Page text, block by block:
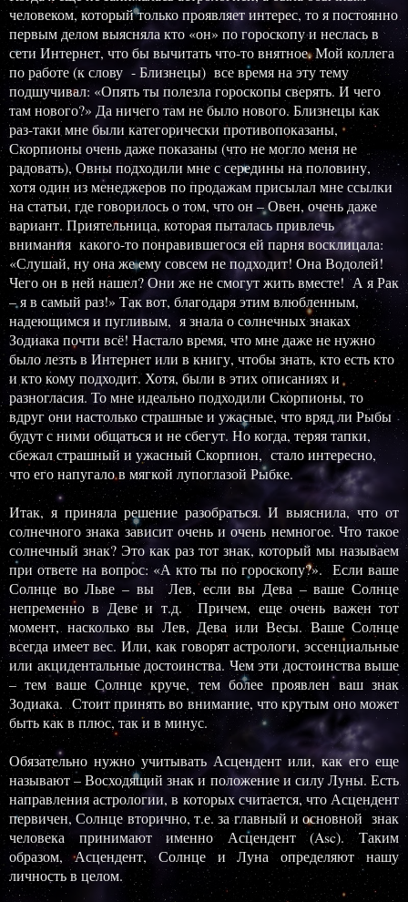
человеком, который только проявляет интерес, то я постоянно
первым делом выясняла кто «он» по гороскопу и неслась в
сети Интернет, что бы вычитать что-то внятное. Мой коллега
по работе (к слову - Близнецы) все время на эту тему
подшучивал: «Опять ты полезла гороскопы сверять. И чего
там нового?» Да ничего там не было нового. Близнецы как
раз-таки мне были категорически противопоказаны,
Скорпионы очень даже показаны (что не могло меня не
радовать), Овны подходили мне с середины на половину,
хотя один из менеджеров по продажам присылал мне ссылки
на статьи, где говорилось о том, что он – Овен, очень даже
вариант. Приятельница, которая пыталась привлечь
внимания какого-то понравившегося ей парня восклицала:
«Слушай, ну она же ему совсем не подходит! Она Водолей!
Чего он в ней нашел? Они же не смогут жить вместе! А я Рак
– я в самый раз!» Так вот, благодаря этим влюбленным,
надеющимся и пугливым, я знала о солнечных знаках
Зодиака почти всё! Настало время, что мне даже не нужно
было лезть в Интернет или в книгу, чтобы знать, кто есть кто
и кто кому подходит. Хотя, были в этих описаниях и
разногласия. То мне идеально подходили Скорпионы, то
вдруг они настолько страшные и ужасные, что вряд ли Рыбы
будут с ними общаться и не сбегут. Но когда, теряя тапки,
сбежал страшный и ужасный Скорпион, стало интересно,
что его напугало в мягкой лупоглазой Рыбке.
Итак, я приняла решение разобраться. И выяснила, что от
солнечного знака зависит очень и очень немногое. Что такое
солнечный знак? Это как раз тот знак, который мы называем
при ответе на вопрос: «А кто ты по гороскопу?». Если ваше
Солнце во Льве – вы Лев, если вы Дева – ваше Солнце
непременно в Деве и т.д. Причем, еще очень важен тот
момент, насколько вы Лев, Дева или Весы. Ваше Солнце
всегда имеет вес. Или, как говорят астрологи, эссенциальные
или акцидентальные достоинства. Чем эти достоинства выше
– тем ваше Солнце круче, тем более проявлен ваш знак
Зодиака. Стоит принять во внимание, что крутым оно может
быть как в плюс, так и в минус.
Обязательно нужно учитывать Асцендент или, как его еще
называют – Восходящий знак и положение и силу Луны. Есть
направления астрологии, в которых считается, что Асцендент
первичен, Солнце вторично, т.е. за главный и основной знак
человека принимают именно Асцендент (Asc). Таким
образом, Асцендент, Солнце и Луна определяют нашу
личность в целом.